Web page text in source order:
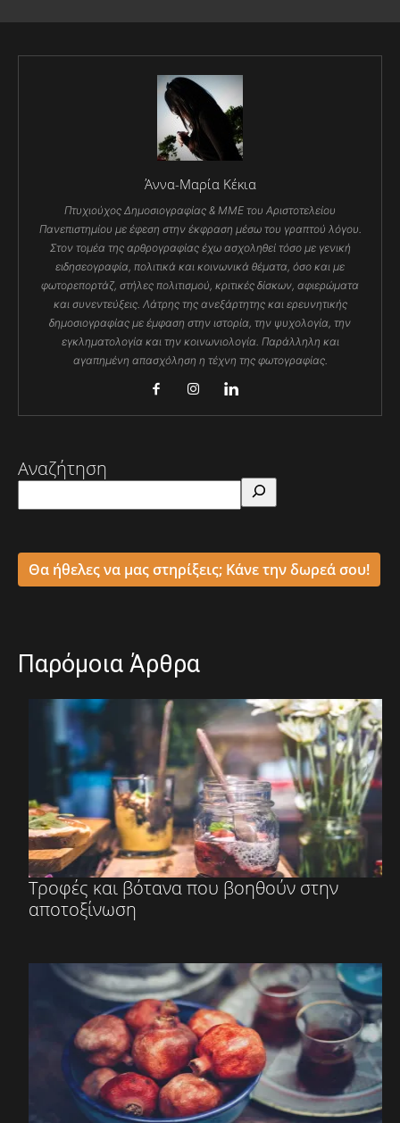
Άννα-Μαρία Κέκια
Πτυχιούχος Δημοσιογραφίας & ΜΜΕ του Αριστοτελείου
Πανεπιστημίου με έφεση στην έκφραση μέσω του γραπτού λόγου.
Στον τομέα της αρθρογραφίας έχω ασχοληθεί τόσο με γενική
ειδησεογραφία, πολιτικά και κοινωνικά θέματα, όσο και με
φωτορεπορτάζ, στήλες πολιτισμού, κριτικές δίσκων, αφιερώματα
και συνεντεύξεις. Λάτρης της ανεξάρτητης και ερευνητικής
δημοσιογραφίας με έμφαση στην ιστορία, την ψυχολογία, την
εγκληματολογία και την κοινωνιολογία. Παράλληλη και
αγαπημένη απασχόληση η τέχνη της φωτογραφίας.
Αναζήτηση
Θα ήθελες να μας στηρίξεις; Κάνε την δωρεά σου!
Παρόμοια Άρθρα
Τροφές και βότανα που βοηθούν στην
αποτοξίνωση